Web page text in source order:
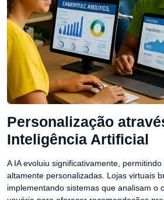
Personalização
Inteligência Artificial
A IA evoluiu significativamente,
altamente personalizadas. Lojas virtuais
implementando sistemas que analisam o